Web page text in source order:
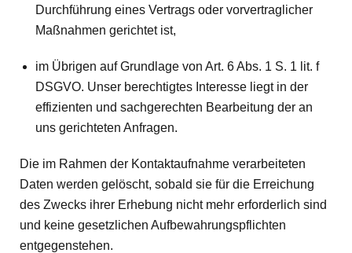
Durchführung eines Vertrags oder vorvertraglicher
Maßnahmen gerichtet ist,
im Übrigen auf Grundlage von Art. 6 Abs. 1 S. 1 lit. f
DSGVO. Unser berechtigtes Interesse liegt in der
effizienten und sachgerechten Bearbeitung der an
uns gerichteten Anfragen.
Die im Rahmen der Kontaktaufnahme verarbeiteten
Daten werden gelöscht, sobald sie für die Erreichung
des Zwecks ihrer Erhebung nicht mehr erforderlich sind
und keine gesetzlichen Aufbewahrungspflichten
entgegenstehen.